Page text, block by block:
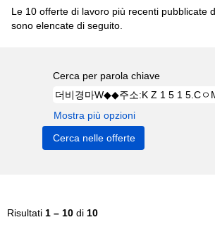
Le 10 offerte di lavoro più recenti pubblicate
sono elencate di seguito.
Cerca per parola chiave
Mostra più opzioni
Risultati 1 – 10 di 10